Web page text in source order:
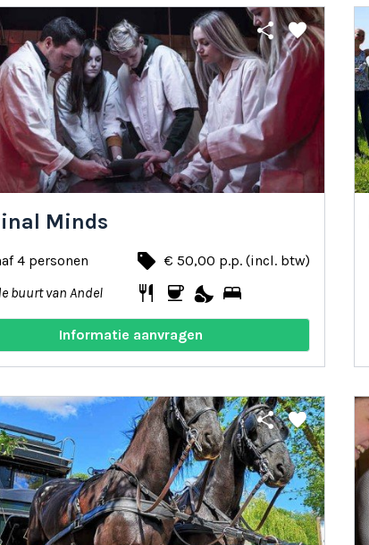
share favorite
Minds
4 personen local_offer € 50,00 p.p. (incl. btw)
buurt van Andel restaurant coffee nights_stay bed
Informatie aanvragen
share favorite